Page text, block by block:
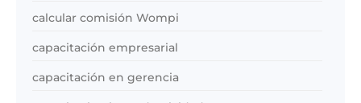
calcular comisión Wompi
capacitación empresarial
capacitación en gerencia